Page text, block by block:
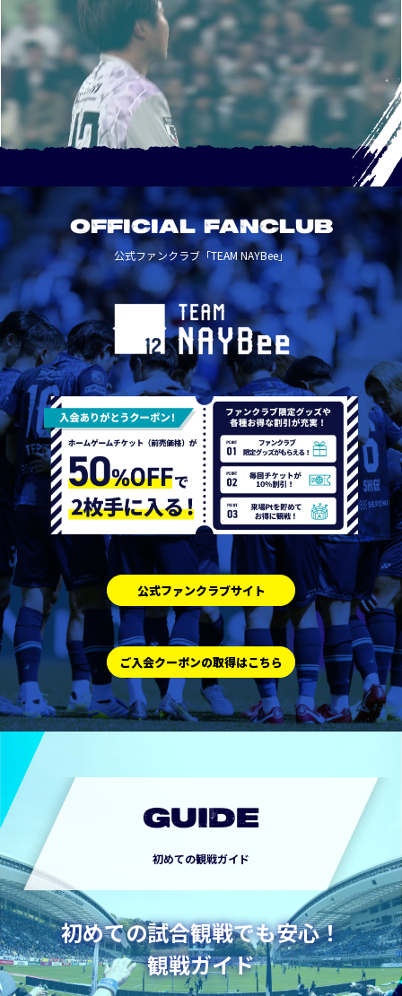
OFFICIAL FANCLUB
公式ファンクラブ「TEAM NAYBee」
公式ファンクラブサイト
ご入会クーポンの取得はこちら
GUIDE
初めての観戦ガイド
初めての試合観戦でも安心！
観戦ガイド